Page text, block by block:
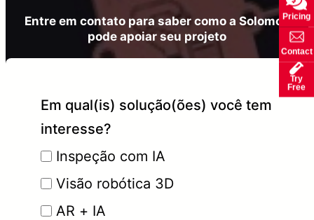
Pricing
Contact
Try
Free
Entre em contato para saber como a Solomon
pode apoiar seu projeto
Em qual(is) solução(ões) você tem
interesse?
Inspeção com IA
Visão robótica 3D
AR + IA